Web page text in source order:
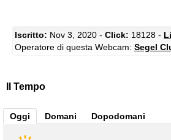
Iscritto: Nov 3, 2020 - Click: 18128 -
Operatore di questa Webcam: Segel
Il Tempo
Oggi Domani Dopodomani